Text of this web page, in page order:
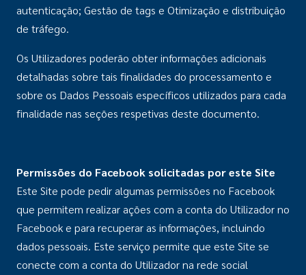
autenticação; Gestão de tags e Otimização e distribuição
de tráfego.
Os Utilizadores poderão obter informações adicionais
detalhadas sobre tais finalidades do processamento e
sobre os Dados Pessoais específicos utilizados para cada
finalidade nas seções respetivas deste documento.
Permissões do Facebook solicitadas por este Site
Este Site pode pedir algumas permissões no Facebook
que permitem realizar ações com a conta do Utilizador no
Facebook e para recuperar as informações, incluindo
dados pessoais. Este serviço permite que este Site se
conecte com a conta do Utilizador na rede social